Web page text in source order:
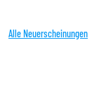
Alle Neuerscheinungen